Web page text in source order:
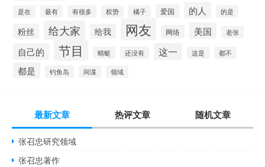
是在 最有 有很多 权势 橘子 爱国 的人 的是
粉丝 给大家 给我 网友 网络 美国 老张
自己的 节目 蜻蜓 还没有 这一 这是 都不
都是 钓鱼岛 间谍 领域
最新文章 热评文章 随机文章
张召忠研究领域
张召忠著作